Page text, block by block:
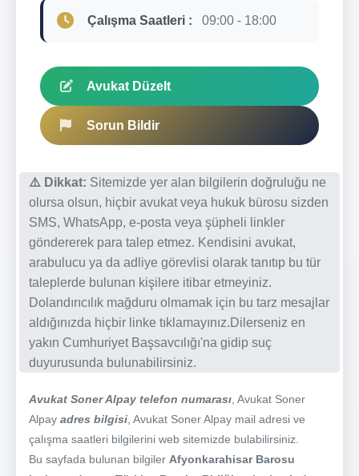
Çalışma Saatleri : 09:00 - 18:00
Avukat Düzelt
Sorun Bildir
⚠️ Dikkat: Sitemizde yer alan bilgilerin doğruluğu ne
olursa olsun, hiçbir avukat veya hukuk bürosu sizden
SMS, WhatsApp, e-posta veya şüpheli linkler
göndererek para talep etmez. Kendisini avukat,
arabulucu ya da adliye görevlisi olarak tanıtıp bu tür
taleplerde bulunan kişilere itibar etmeyiniz.
Dolandırıcılık mağduru olmamak için bu tarz mesajlar
aldığınızda hiçbir linke tıklamayınız.Dilerseniz en
yakın Cumhuriyet Başsavcılığı'na gidip suç
duyurusunda bulunabilirsiniz.
Avukat Soner Alpay telefon numarası , Avukat Soner
Alpay adres bilgisi , Avukat Soner Alpay mail adresi ve
çalışma saatleri bilgilerini web sitemizde bulabilirsiniz.
Bu sayfada bulunan bilgiler Afyonkarahisar Barosu